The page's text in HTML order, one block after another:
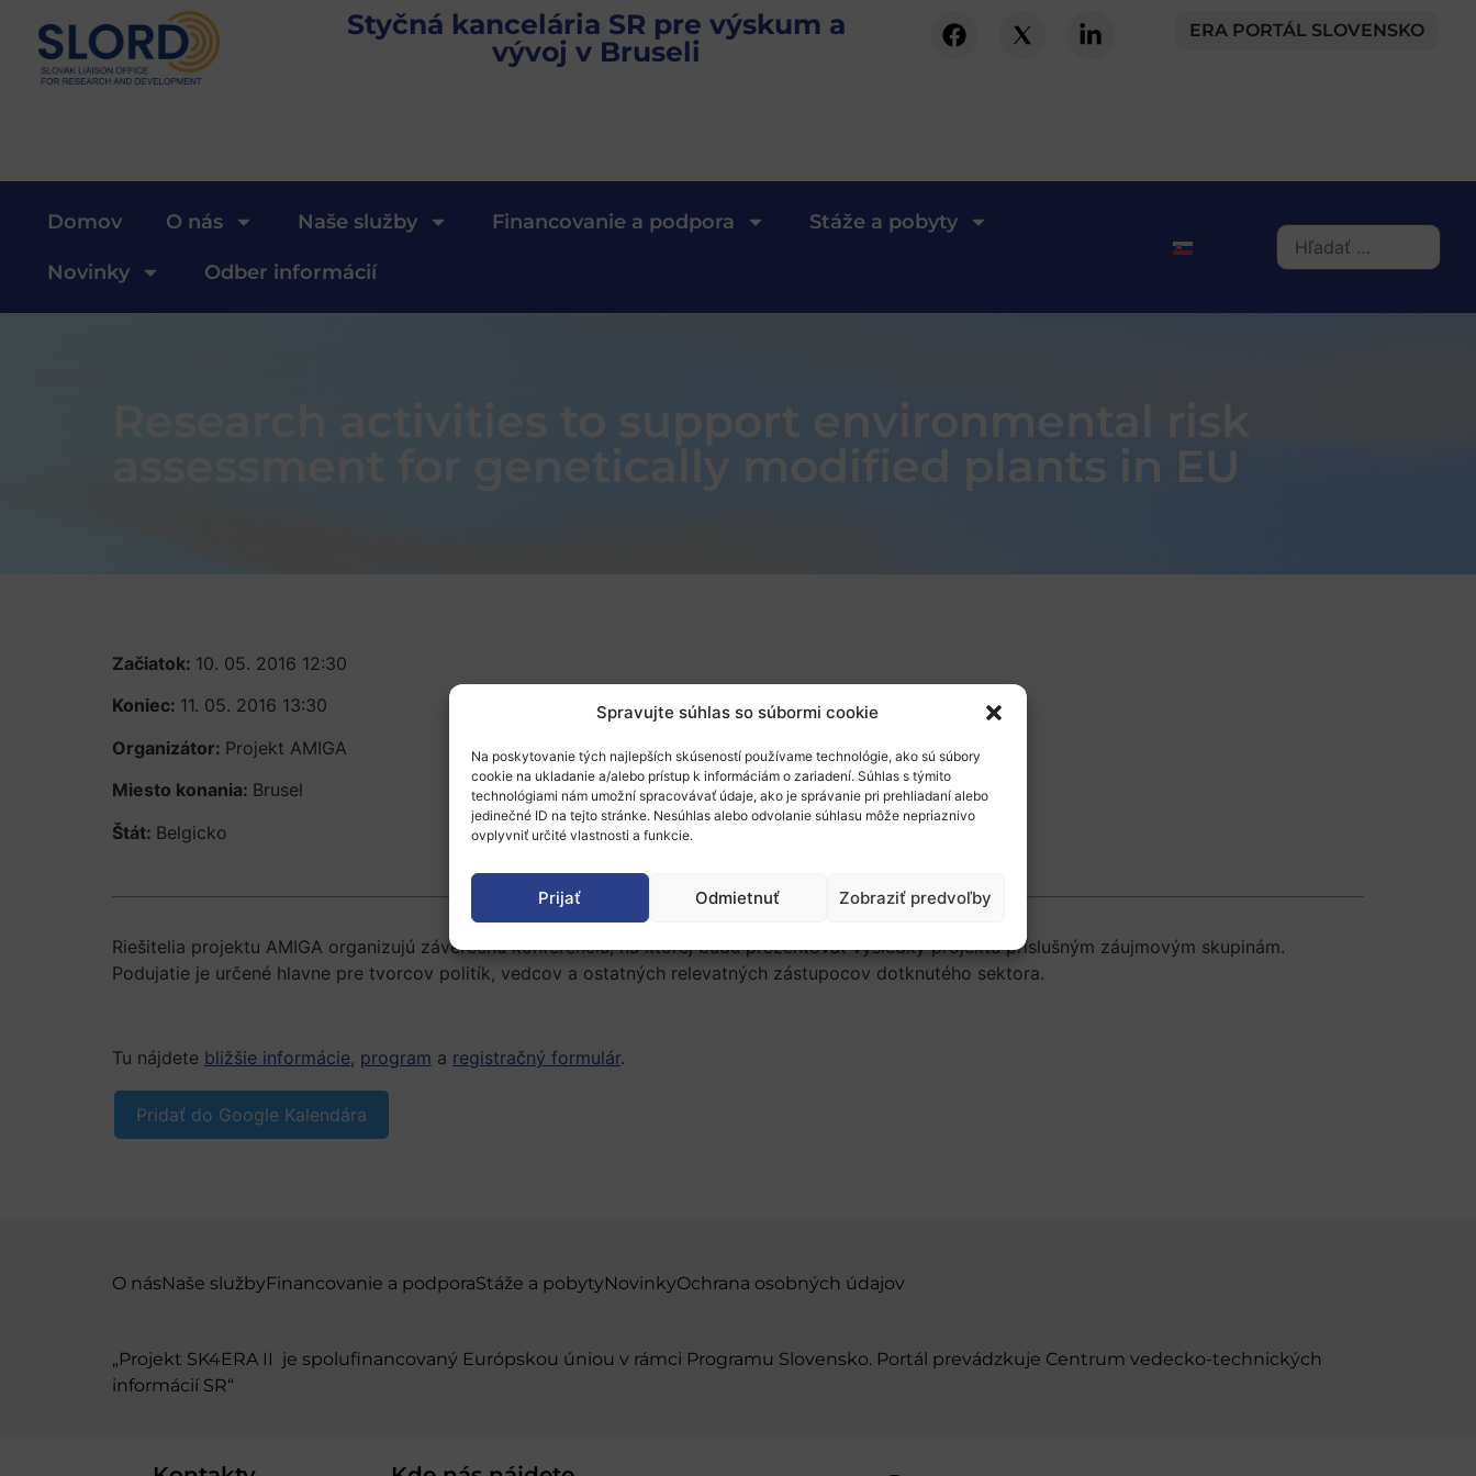
Spravujte súhlas so súbormi cookie
Na poskytovanie tých najlepších skúseností používame technológie, ako sú súbory
cookie na ukladanie a/alebo prístup k informáciám o zariadení. Súhlas s týmito
technológiami nám umožní spracovávať údaje, ako je správanie pri prehliadaní alebo
jedinečné ID na tejto stránke. Nesúhlas alebo odvolanie súhlasu môže nepriaznivo
ovplyvniť určité vlastnosti a funkcie.
Prijať Odmietnuť Zobraziť predvoľby
Styčná kancelária SR pre výskum a
vývoj v Bruseli
ERA PORTÁL SLOVENSKO
Domov O nás Naše služby Financovanie a podpora Stáže a pobyty
Novinky Odber informácií
Research activities to support environmental risk
assessment for genetically modified plants in EU
Začiatok: 10. 05. 2016 12:30
Koniec: 11. 05. 2016 13:30
Organizátor: Projekt AMIGA
Miesto konania: Brusel
Štát: Belgicko
Riešitelia projektu AMIGA organizujú záverečnú konferenciu, na ktorej budú prezentovať výsledky projektu príslušným záujmovým skupinám.
Podujatie je určené hlavne pre tvorcov politík, vedcov a ostatných relevatných zástupocov dotknutého sektora.
Tu nájdete bližšie informácie, program a registračný formulár.
Pridať do Google Kalendára
O násNaše službyFinancovanie a podporaStáže a pobytyNovinkyOchrana osobných údajov
„Projekt SK4ERA II je spolufinancovaný Európskou úniou v rámci Programu Slovensko. Portál prevádzkuje Centrum vedecko-technických
informácií SR“